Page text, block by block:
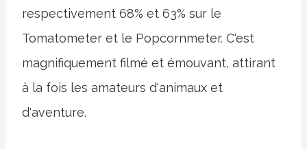
respectivement 68% et 63% sur le
Tomatometer et le Popcornmeter. C'est
magnifiquement filmé et émouvant, attirant
à la fois les amateurs d'animaux et
d'aventure.